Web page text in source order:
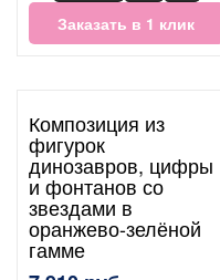
Заказать в 1 клик
Композиция из
фигурок
динозавров, цифры
и фонтанов со
звездами в
оранжево-зелёной
гамме